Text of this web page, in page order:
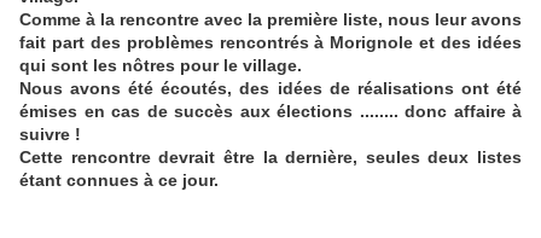
Comme à la rencontre avec la première liste, nous leur avons
fait part des problèmes rencontrés à Morignole et des idées
qui sont les nôtres pour le village.
Nous avons été écoutés, des idées de réalisations ont été
émises en cas de succès aux élections ........ donc affaire à
suivre !
Cette rencontre devrait être la dernière, seules deux listes
étant connues à ce jour.